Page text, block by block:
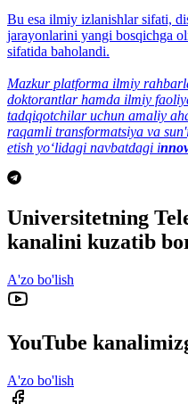
Bu esa ilmiy izlanishlar sifati,
jarayonlarini yangi bosqichga
sifatida baholandi.
Mazkur platforma ilmiy
doktorantlar hamda ilmiy
tadqiqotchilar uchun amaliy
raqamli transformatsiya va
etish yo‘lidagi navbatdagi i
Universitetning
kanalini kuzatib
A'zo bo'lish
YouTube
A'zo bo'lish